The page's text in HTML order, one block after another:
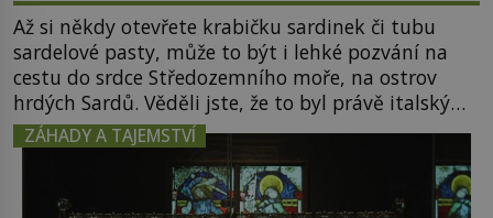
Až si někdy otevřete krabičku sardinek či tubu
sardelové pasty, může to být i lehké pozvání na
cestu do srdce Středozemního moře, na ostrov
hrdých Sardů. Věděli jste, že to byl právě italský
ostrov Sardinie, jenž těmto produktům moře
propůjčil své jméno. Co dalšího je pro Sardinii
typické a pro Středoevropana zajímavé? Na
mapách má […]
ZÁHADY A TAJEMSTVÍ